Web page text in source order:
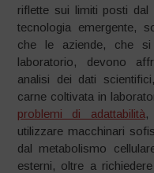
riflette sui limiti posti dal
tecnologia emergente,
che le aziende, che
laboratorio, devono
analisi dei dati
carne coltivata in
problemi di adattabilità,
utilizzare macchinari
dal metabolismo
esterni, oltre a